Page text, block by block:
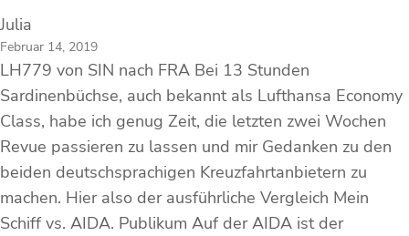
Julia
Februar 14, 2019
LH779 von SIN nach FRA Bei 13 Stunden
Sardinenbüchse, auch bekannt als Lufthansa Economy
Class, habe ich genug Zeit, die letzten zwei Wochen
Revue passieren zu lassen und mir Gedanken zu den
beiden deutschsprachigen Kreuzfahrtanbietern zu
machen. Hier also der ausführliche Vergleich Mein
Schiff vs. AIDA. Publikum Auf der AIDA ist der